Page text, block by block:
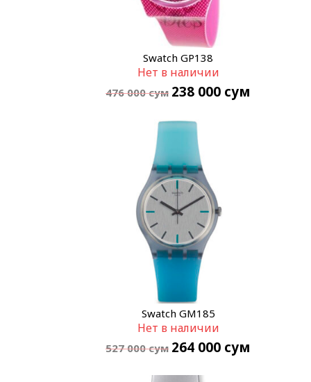
Swatch GP138
Нет в наличии
476 000сум 238 000 сум
Swatch GM185
Нет в наличии
527 000сум 264 000 сум